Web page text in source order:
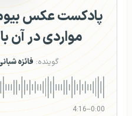
پادکست عکس
مواردی در آن
گوینده: فائزه
0:00
–
4:16